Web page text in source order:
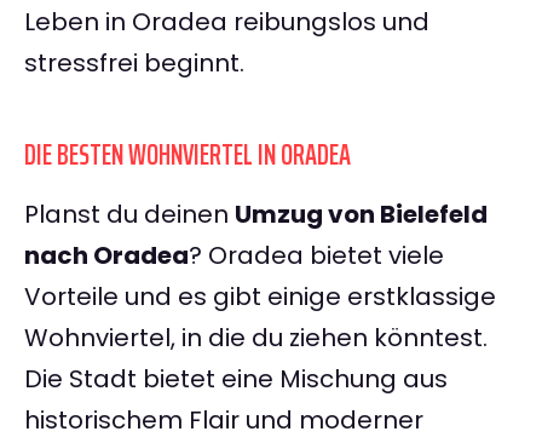
Leben in Oradea reibungslos und
stressfrei beginnt.
DIE BESTEN WOHNVIERTEL IN ORADEA
Planst du deinen Umzug von Bielefeld
nach Oradea? Oradea bietet viele
Vorteile und es gibt einige erstklassige
Wohnviertel, in die du ziehen könntest.
Die Stadt bietet eine Mischung aus
historischem Flair und moderner